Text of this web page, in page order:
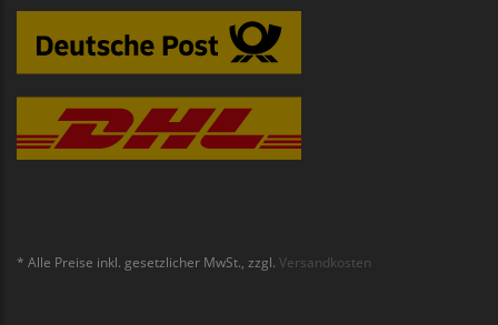
* Alle Preise inkl. gesetzlicher MwSt., zzgl. Versandkosten